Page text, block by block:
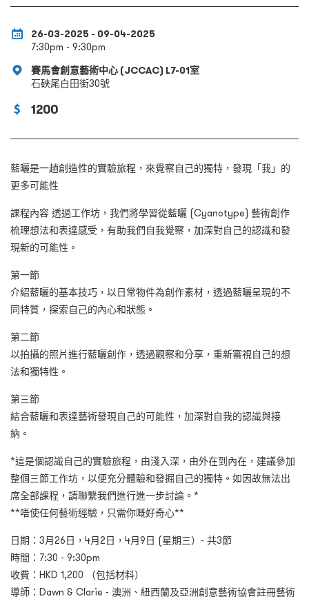
26-03-2025 - 09-04-2025
7:30pm - 9:30pm
賽馬會創意藝術中心 (JCCAC) L7-01室
石硤尾白田街30號
1200
藍曬是一趟創造性的實驗旅程，來覺察自己的獨特，發現「我」的
更多可能性
課程內容 透過工作坊，我們將學習從藍曬 (Cyanotype) 藝術創作
梳理想法和表達感受，有助我們自我覺察，加深對自己的認識和發
現新的可能性。
第一節
介紹藍曬的基本技巧，以日常物件為創作素材，透過藍曬呈現的不
同特質，探索自己的內心和狀態。
第二節
以拍攝的照片進行藍曬創作，透過觀察和分享，重新審視自己的想
法和獨特性。
第三節
結合藍曬和表達藝術發現自己的可能性，加深對自我的認識與接
納。
*這是個認識自己的實驗旅程，由淺入深，由外在到內在，建議參加
整個三節工作坊，以便充分體驗和發掘自己的獨特。如因故無法出
席全部課程，請聯繫我們進行進一步討論。 *
**唔使任何藝術經驗，只需你嘅好奇心**
日期：3月26日， 4月2日， 4月9日 (星期三） - 共3節
時間：7:30 - 9:30pm
收費：HKD 1,200
（包括材料）
導師：Dawn & Clarie - 澳洲、紐西蘭及亞洲創意藝術協會註冊藝術